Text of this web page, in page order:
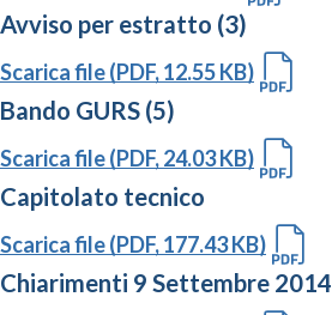
Avviso per estratto (3)
Scarica file (PDF, 12.55 KB)
Bando GURS (5)
Scarica file (PDF, 24.03 KB)
Capitolato tecnico
Scarica file (PDF, 177.43 KB)
Chiarimenti 9 Settembre 2014